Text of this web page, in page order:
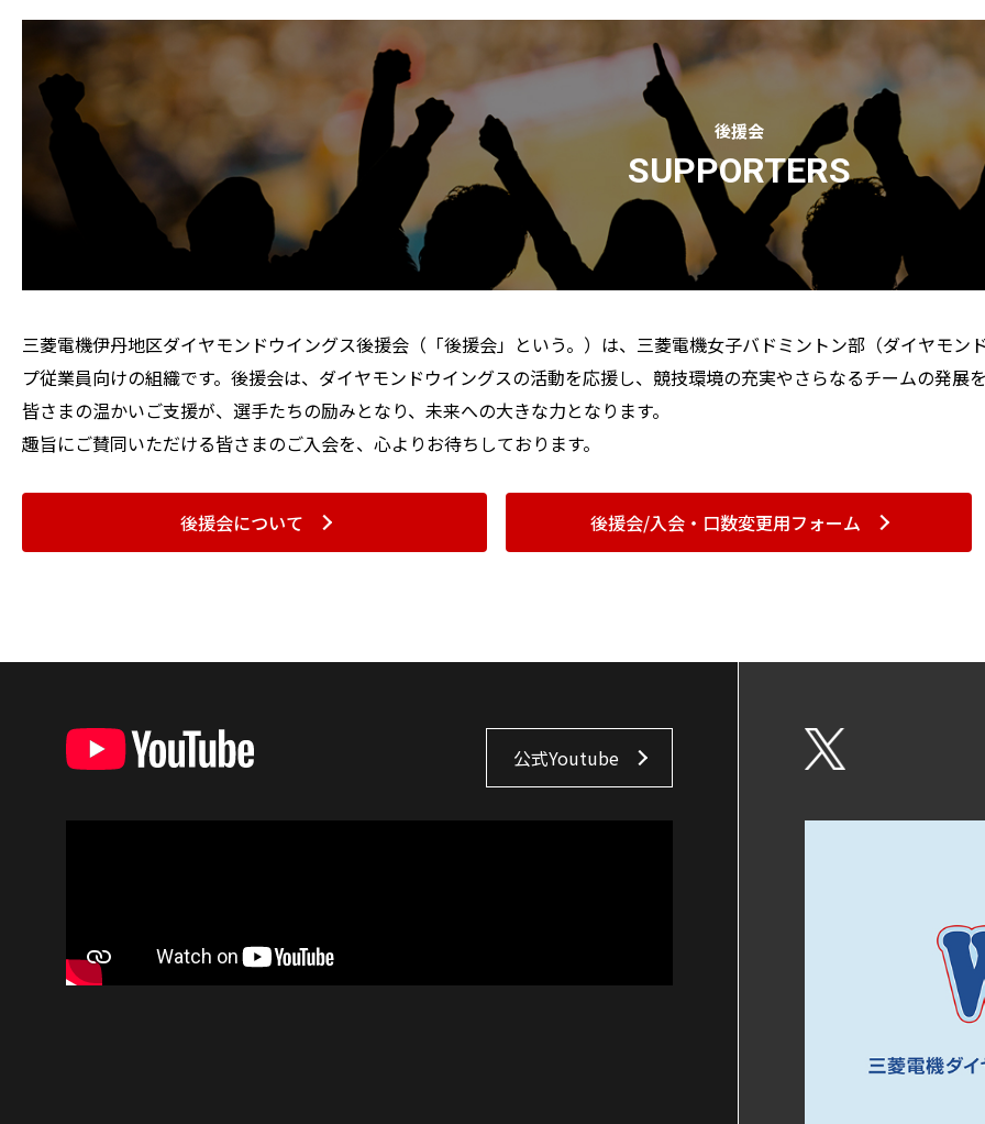
後援会
SUPPORTERS
三菱電機伊丹地区ダイヤモンドウイングス後援会（「後援会」という。）は、三菱電機女子バドミントン部（ダイヤモ
プ従業員向けの組織です。後援会は、ダイヤモンドウイングスの活動を応援し、競技環境の充実やさらなるチームの発展
皆さまの温かいご支援が、選手たちの励みとなり、未来への大きな力となります。
趣旨にご賛同いただける皆さまのご入会を、心よりお待ちしております。
後援会について 後援会/入会・口数変更用フォーム
公式Youtube